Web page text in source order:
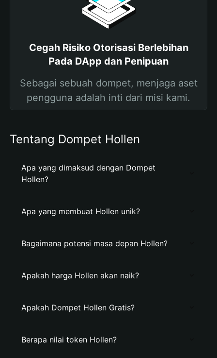
Cegah Risiko Otorisasi Berlebihan
Pada DApp dan Penipuan
Sebagai sebuah dompet, menjaga aset
pengguna adalah inti dari misi kami.
Tentang Dompet Hollen
Apa yang dimaksud dengan Dompet
Hollen?
Apa yang membuat Hollen unik?
Bagaimana potensi masa depan Hollen?
Apakah harga Hollen akan naik?
Apakah Dompet Hollen Gratis?
Berapa nilai token Hollen?